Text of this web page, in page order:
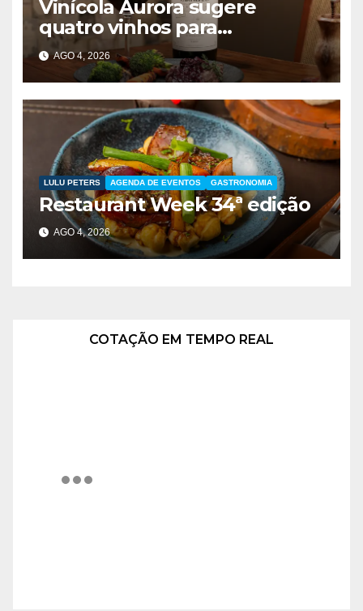
Vinícola Aurora sugere
quatro vinhos para
presentear no Dia dos Pais
AGO 4, 2026
LULU PETERS AGENDA DE EVENTOS GASTRONOMIA
Restaurant Week 34ª edição
AGO 4, 2026
COTAÇÃO EM TEMPO REAL